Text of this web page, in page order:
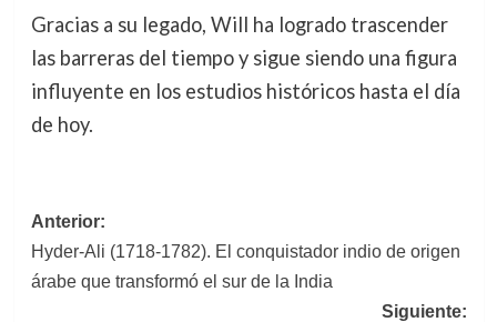
Gracias a su legado, Will ha logrado trascender
las barreras del tiempo y sigue siendo una figura
influyente en los estudios históricos hasta el día
de hoy.
Navegación
de
entradas
Anterior:
Hyder-Ali (1718-1782). El conquistador indio de origen
árabe que transformó el sur de la India
Siguiente: